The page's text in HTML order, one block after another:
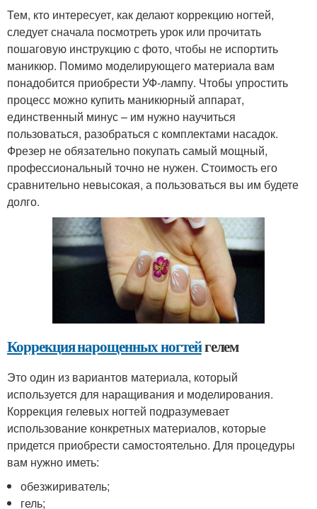
Тем, кто интересует, как делают коррекцию ногтей,
следует сначала посмотреть урок или прочитать
пошаговую инструкцию с фото, чтобы не испортить
маникюр. Помимо моделирующего материала вам
понадобится приобрести УФ-лампу. Чтобы упростить
процесс можно купить маникюрный аппарат,
единственный минус – им нужно научиться
пользоваться, разобраться с комплектами насадок.
Фрезер не обязательно покупать самый мощный,
профессиональный точно не нужен. Стоимость его
сравнительно невысокая, а пользоваться вы им будете
долго.
Коррекция нарощенных ногтейгелем
Это один из вариантов материала, который
используется для наращивания и моделирования.
Коррекция гелевых ногтей подразумевает
использование конкретных материалов, которые
придется приобрести самостоятельно. Для процедуры
вам нужно иметь:
обезжириватель;
гель;